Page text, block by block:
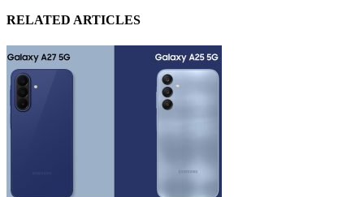
RELATED ARTICLES